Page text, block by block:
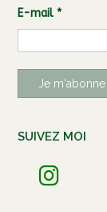
E-mail *
SUIVEZ MOI